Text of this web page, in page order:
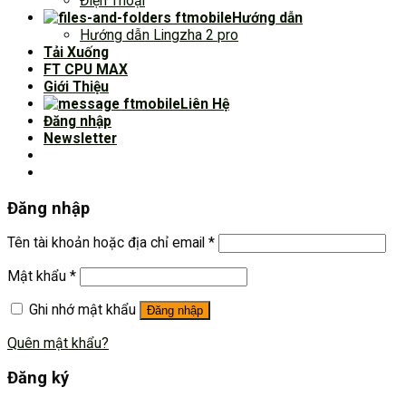
Hướng dẫn
Hướng dẫn Lingzha 2 pro
Tải Xuống
FT CPU MAX
Giới Thiệu
Liên Hệ
Đăng nhập
Newsletter
Đăng nhập
Tên tài khoản hoặc địa chỉ email *
Mật khẩu *
Ghi nhớ mật khẩu
Đăng nhập
Quên mật khẩu?
Đăng ký